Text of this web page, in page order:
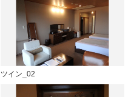
ツイン_02